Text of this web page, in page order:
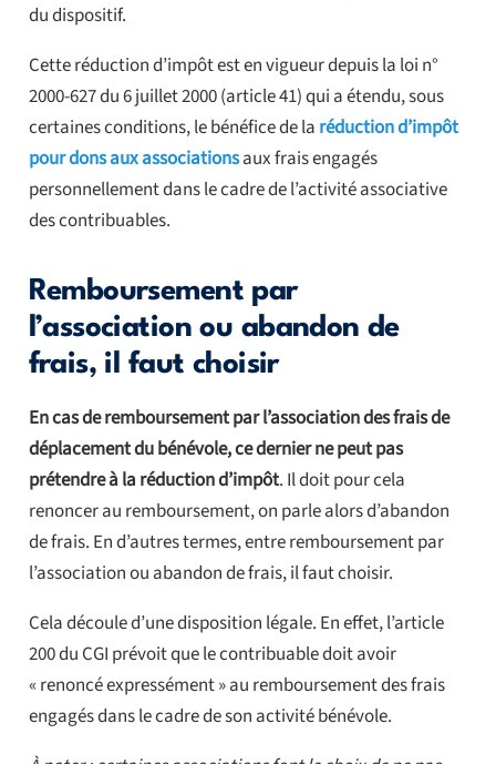
du dispositif.
Cette réduction d’impôt est en vigueur depuis la loi n°
2000-627 du 6 juillet 2000 (article 41) qui a étendu, sous
certaines conditions, le bénéfice de la réduction d’impôt
pour dons aux associationsaux frais engagés
personnellement dans le cadre de l’activité associative
des contribuables.
Remboursement par
l’association ou abandon de
frais, il faut choisir
En cas de remboursement par l’association des frais de
déplacement du bénévole, ce dernier ne peut pas
prétendre à la réduction d’impôt. Il doit pour cela
renoncer au remboursement, on parle alors d’abandon
de frais. En d’autres termes, entre remboursement par
l’association ou abandon de frais, il faut choisir.
Cela découle d’une disposition légale. En effet, l’article
200 du CGI prévoit que le contribuable doit avoir
« renoncé expressément » au remboursement des frais
engagés dans le cadre de son activité bénévole.